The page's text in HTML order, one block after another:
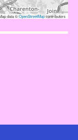
data ©OpenStreetMapcontributors